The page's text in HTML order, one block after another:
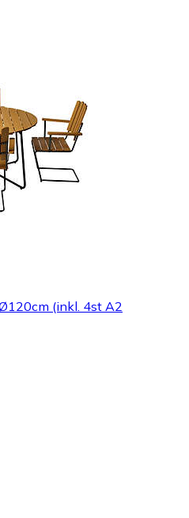
(inkl. 4st A2